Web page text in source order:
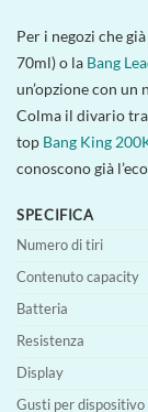
Per i negozi che
70ml) o la Bang
un’opzione con
Colma il divario
top Bang King
conoscono già
SPECIFICA
Numero di tiri
Contenuto capacity
Batteria
Resistenza
Display
Gusti per dispositivo